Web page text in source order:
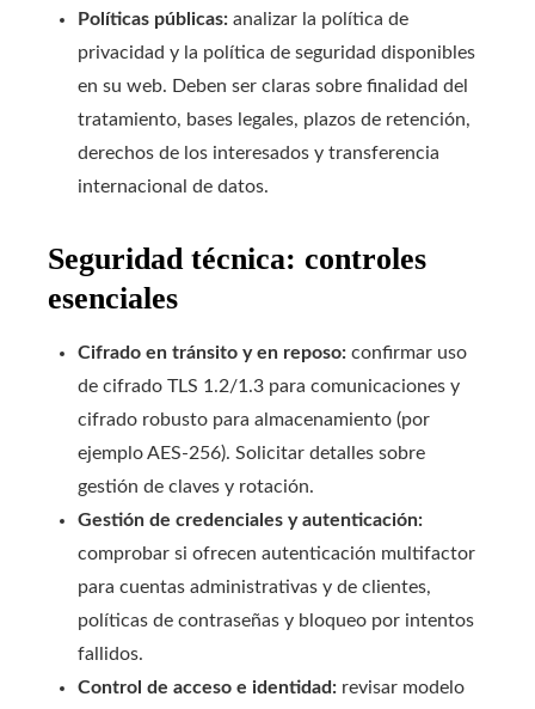
Políticas públicas: analizar la política de
privacidad y la política de seguridad disponibles
en su web. Deben ser claras sobre finalidad del
tratamiento, bases legales, plazos de retención,
derechos de los interesados y transferencia
internacional de datos.
Seguridad técnica: controles
esenciales
Cifrado en tránsito y en reposo: confirmar uso
de cifrado TLS 1.2/1.3 para comunicaciones y
cifrado robusto para almacenamiento (por
ejemplo AES-256). Solicitar detalles sobre
gestión de claves y rotación.
Gestión de credenciales y autenticación:
comprobar si ofrecen autenticación multifactor
para cuentas administrativas y de clientes,
políticas de contraseñas y bloqueo por intentos
fallidos.
Control de acceso e identidad: revisar modelo